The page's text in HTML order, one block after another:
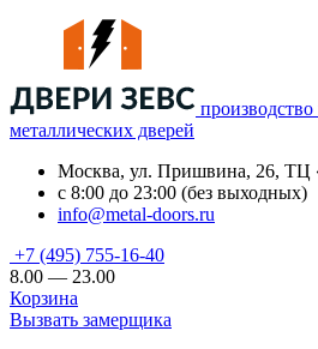
металлических дверей
Москва, ул. Пришвина, 26, ТЦ
с 8:00 до 23:00 (без выходных)
info@metal-doors.ru
+7 (495) 755-16-40
8.00 — 23.00
Корзина
Вызвать замерщика